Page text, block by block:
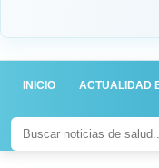
INICIO ACTUALIDAD